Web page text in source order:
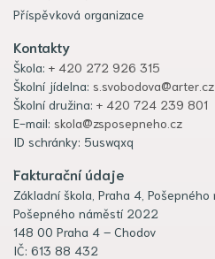
Příspěvková organizace
Kontakty
Škola: + 420 272 926 315
Školní jídelna: s.svobodova@arter.cz
Školní družina: + 420 724 239 801
E-mail: skola@zsposepneho.cz
ID schránky: 5uswqxq
Fakturační údaje
Základní škola, Praha 4,
Pošepného náměstí 2022
148 00 Praha 4 – Chodov
IČ: 613 88 432